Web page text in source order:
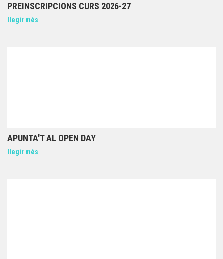
PREINSCRIPCIONS CURS 2026-27
llegir més
APUNTA'T AL OPEN DAY
llegir més